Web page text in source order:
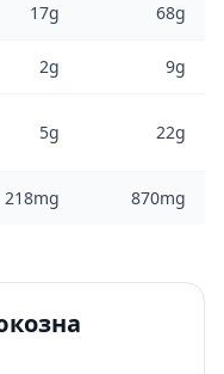
17g 68g
2g 9g
5g 22g
218mg 870mg